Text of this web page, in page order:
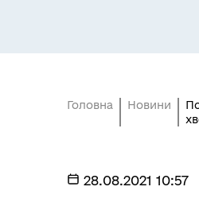
Головна Новини
28.08.2021 10:57